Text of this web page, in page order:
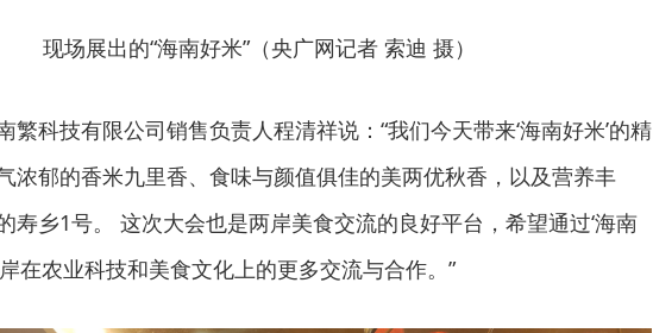
现场展出的“海南好米”（央广网记者 索迪 摄）
繁科技有限公司销售负责人程清祥说：“我们今天带来‘海南好米’的精
浓郁的香米九里香、食味与颜值俱佳的美两优秋香，以及营养丰
寿乡1号。 这次大会也是两岸美食交流的良好平台，希望通过‘海南
在农业科技和美食文化上的更多交流与合作。”